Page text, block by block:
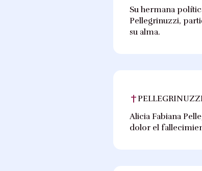
Su hermana
Pellegrinuzzi,
su alma.
Alicia Fabiana
dolor el